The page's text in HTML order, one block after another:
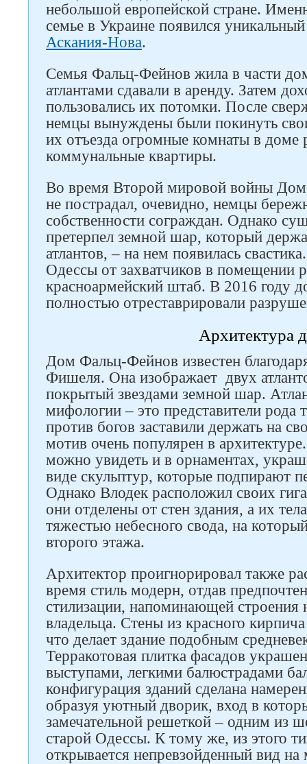
небольшой европейской стране.
семье в Украине появился
Аскания-Нова.
Семья Фальц-Фейнов жила в части
атлантами сдавали в аренду. Затем
пользовались их потомки. После
немцы вынуждены были покинуть
их отъезда огромные комнаты в доме
коммунальные квартиры.
Во время Второй мировой войны Дом
не пострадал, очевидно, немцы
собственности сограждан. Однако
претерпел земной шар, который
атлантов, – на нем появилась
Одессы от захватчиков в помещении
красноармейский штаб. В 2016 году
полностью отреставрировали
Архитектура
Дом Фальц-Фейнов известен
Фишеля. Она изображает двух
покрытый звездами земной шар.
мифологии – это представители рода
против богов заставили держать на
мотив очень популярен в
можно увидеть и в орнаментах,
виде скульптур, которые подпирают
Однако Влодек расположил своих
они отделены от стен здания, а их
тяжестью небесного свода, на
второго этажа.
Архитектор проигнорировал также
время стиль модерн, отдав
стилизации, напоминающей строения
владельца. Стены из красного
что делает здание подобным
Терракотовая плитка фасадов
выступами, легкими балюстрадами
конфигурация зданий сделана
образуя уютный дворик, вход в
замечательной решеткой – одним из
старой Одессы. К тому же, из этого
открывается непревзойденный вид на
Следите за нами в соцсетях